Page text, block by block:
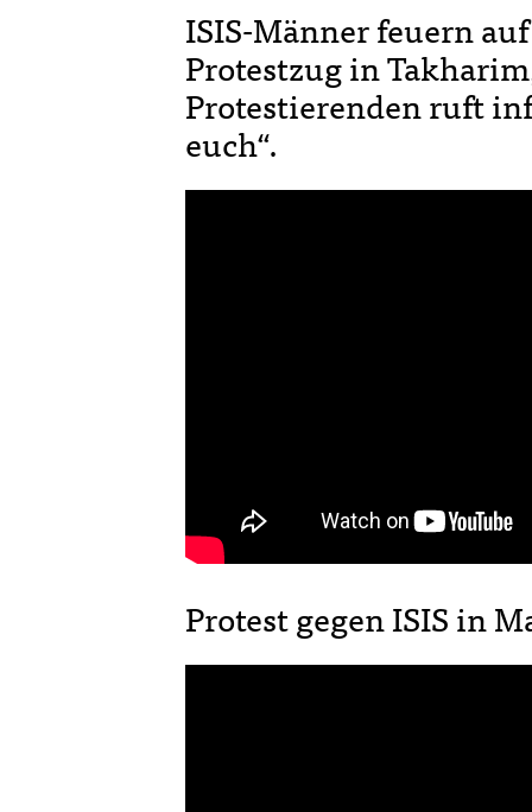
ISIS-Männer feuern
Protestzug in
Protestierenden ruft
euch“.
Protest gegen ISIS in